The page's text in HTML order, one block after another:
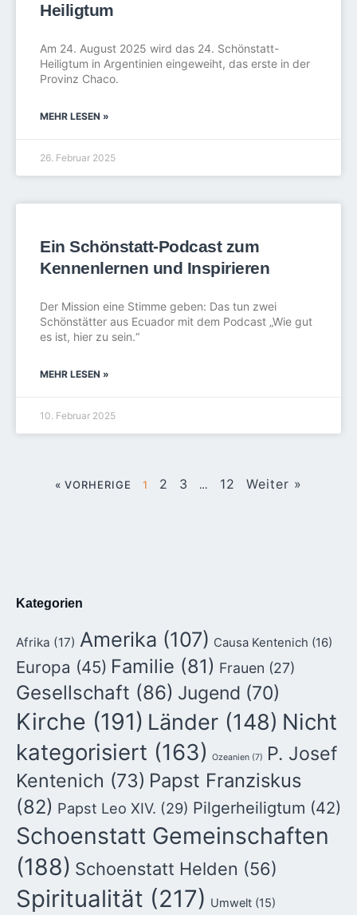
Heiligtum
Am 24. August 2025 wird das 24. Schönstatt-
Heiligtum in Argentinien eingeweiht, das erste in der
Provinz Chaco.
MEHR LESEN »
26. Februar 2025
Ein Schönstatt-Podcast zum
Kennenlernen und Inspirieren
Der Mission eine Stimme geben: Das tun zwei
Schönstätter aus Ecuador mit dem Podcast „Wie gut
es ist, hier zu sein.“
MEHR LESEN »
10. Februar 2025
« VORHERIGE 1 2 3 … 12 Weiter »
Kategorien
Afrika (17) Amerika (107) Causa Kentenich (16)
Europa (45) Familie (81) Frauen (27)
Gesellschaft (86) Jugend (70)
Kirche (191) Länder (148) Nicht
kategorisiert (163) Ozeanien (7)
P. Josef
Kentenich (73) Papst Franziskus
(82) Papst Leo XIV. (29) Pilgerheiligtum (42)
Schoenstatt Gemeinschaften
(188) Schoenstatt Helden (56)
Spiritualität (217) Umwelt (15)